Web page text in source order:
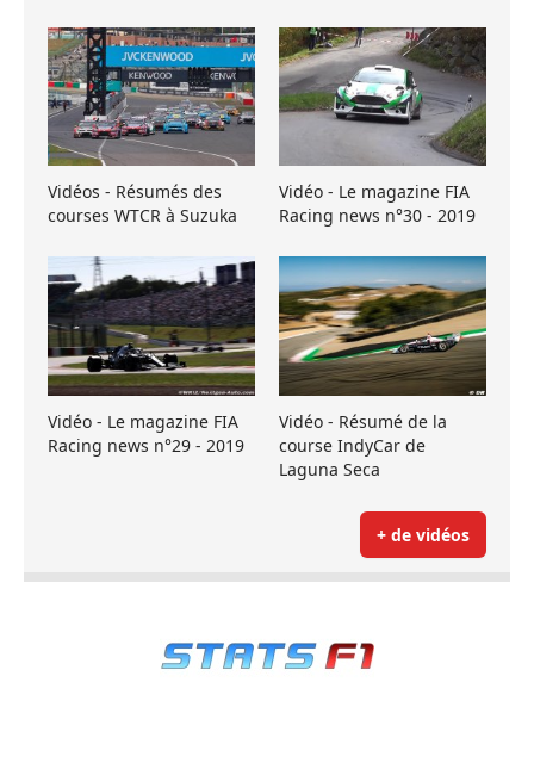
Vidéos - Résumés des
courses WTCR à Suzuka
Vidéo - Le magazine FIA
Racing news n°30 - 2019
Vidéo - Le magazine FIA
Racing news n°29 - 2019
Vidéo - Résumé de la
course IndyCar de
Laguna Seca
+ de vidéos